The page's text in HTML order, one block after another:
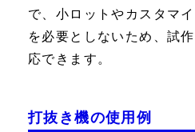
で、小ロットやカスタマ
を必要としないため、試
応できます。
打抜き機の使用例